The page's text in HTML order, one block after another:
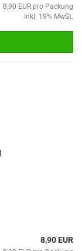
8,90 EUR pro Packung
inkl. 19% MwSt.
8,90 EUR